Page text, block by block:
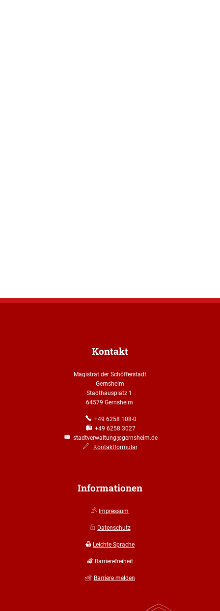
Kontakt
Magistrat der Schöfferstadt
Gernsheim
Stadthausplatz 1
64579 Gernsheim
+49 6258 108-0
+49 6258 3027
stadtverwaltung@gernsheim.de
Kontaktformular
Informationen
Impressum
Datenschutz
Leichte Sprache
Barrierefreiheit
Barriere melden